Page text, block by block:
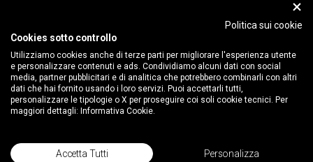
Politica sui cookie
Cookies sotto controllo
Utilizziamo cookies anche di terze parti per migliorare l'esperienza utente
e personalizzare contenuti e ads. Condividiamo alcuni dati con social
media, partner pubblicitari e di analitica che potrebbero combinarli con altri
dati che hai fornito usando i loro servizi. Puoi accettarli tutti,
personalizzare le tipologie o X per proseguire coi soli cookie tecnici. Per
maggiori dettagli: Informativa Cookie.
Accetta Tutti Personalizza